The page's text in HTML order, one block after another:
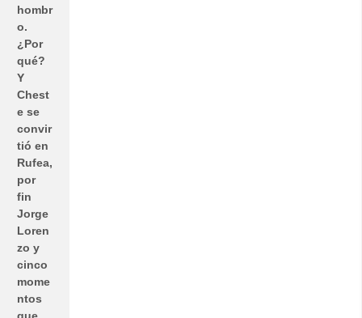
hombr
o.
¿Por
qué?
Y
Chest
e se
convir
tió en
Rufea,
por
fin
Jorge
Loren
zo y
cinco
mome
ntos
que